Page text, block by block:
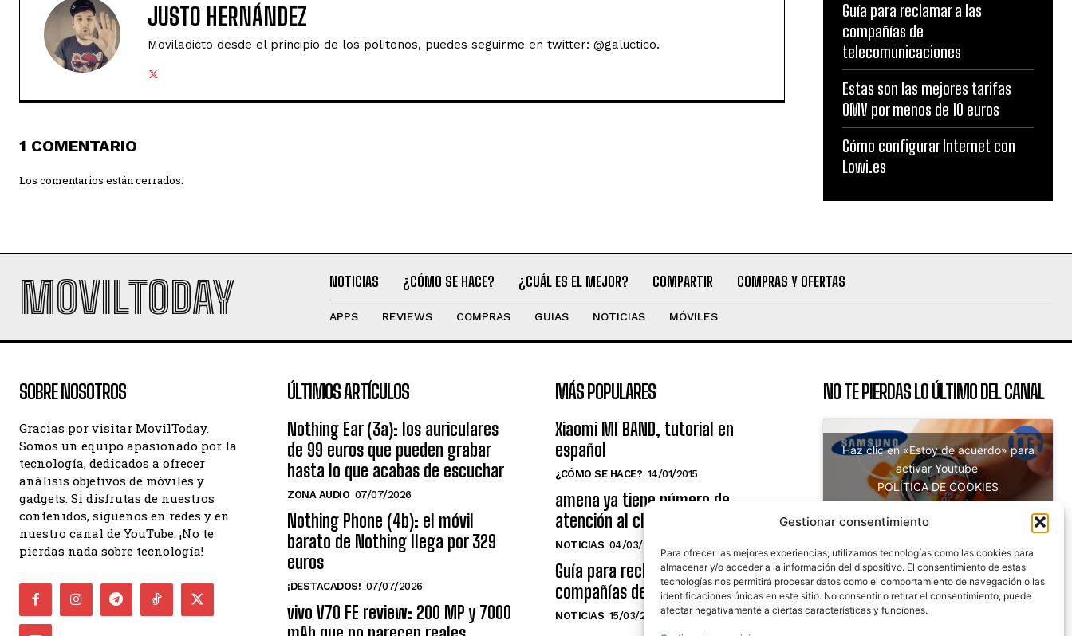
Gestionar consentimiento
Para ofrecer las mejores experiencias, utilizamos tecnologías como las cookies para
almacenar y/o acceder a la información del dispositivo. El consentimiento de estas
tecnologías nos permitirá procesar datos como el comportamiento de navegación o las
identificaciones únicas en este sitio. No consentir o retirar el consentimiento, puede
afectar negativamente a ciertas características y funciones.
JUSTO HERNÁNDEZ
Moviladicto desde el principio de los politonos, puedes seguirme en twitter: @galuctico.
1 COMENTARIO
Los comentarios están cerrados.
Guía para reclamar a las
compañías de
telecomunicaciones
Estas son las mejores tarifas
OMV por menos de 10 euros
Cómo configurar Internet con
Lowi.es
MOVILTODAY NOTICIAS ¿CÓMO SE HACE? ¿CUÁL ES EL MEJOR? COMPARTIR COMPRAS Y OFERTAS
APPS REVIEWS COMPRAS GUIAS NOTICIAS MÓVILES
SOBRE NOSOTROS
Gracias por visitar MovilToday.
Somos un equipo apasionado por la
tecnología, dedicados a ofrecer
análisis objetivos de móviles y
gadgets. Si disfrutas de nuestros
contenidos, síguenos en redes y en
nuestro canal de YouTube. ¡No te
pierdas nada sobre tecnología!
ÚLTIMOS ARTÍCULOS
Nothing Ear (3a): los auriculares
de 99 euros que pueden grabar
hasta lo que acabas de escuchar
ZONA AUDIO 07/07/2026
Nothing Phone (4b): el móvil
barato de Nothing llega por 329
euros
¡DESTACADOS! 07/07/2026
vivo V70 FE review: 200 MP y 7000
MÁS POPULARES
Xiaomi MI BAND, tutorial en
español
¿CÓMO SE HACE? 14/01/2015
amena ya tiene número de
atención al cliente gratuito
NOTICIAS 04/03/2014
Guía para reclamar a las
compañías de telecomunicaciones
NOTICIAS 15/03/2009
NO TE PIERDAS LO ÚLTIMO DEL CANAL
Haz clic en «Estoy de acuerdo» para
activar Youtube
POLÍTICA DE COOKIES
Estoy de acuerdo